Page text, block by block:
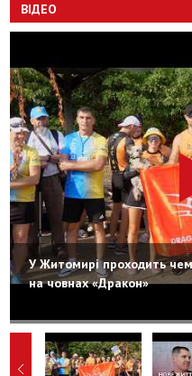
ВІДЕО
У Житомирі проходить
на човнах «Дракон»